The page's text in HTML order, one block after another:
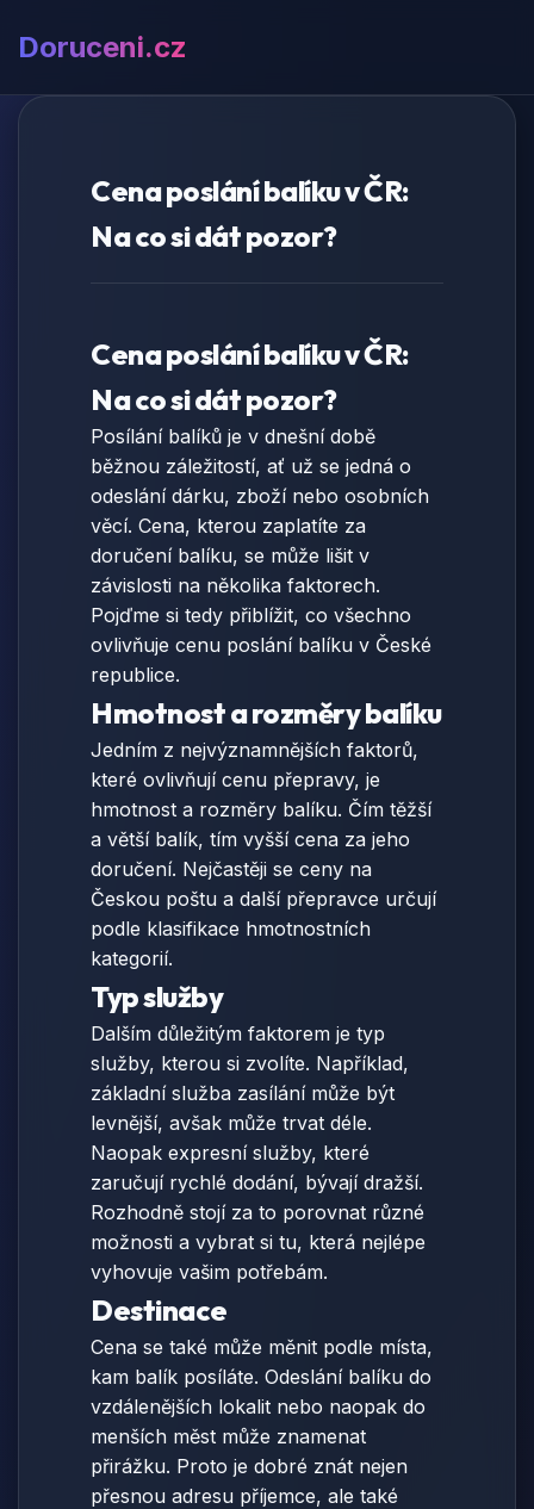
Doruceni.cz
Cena poslání balíku v ČR:
Na co si dát pozor?
Cena poslání balíku v ČR:
Na co si dát pozor?
Posílání balíků je v dnešní době
běžnou záležitostí, ať už se jedná o
odeslání dárku, zboží nebo osobních
věcí. Cena, kterou zaplatíte za
doručení balíku, se může lišit v
závislosti na několika faktorech.
Pojďme si tedy přiblížit, co všechno
ovlivňuje cenu poslání balíku v České
republice.
Hmotnost a rozměry balíku
Jedním z nejvýznamnějších faktorů,
které ovlivňují cenu přepravy, je
hmotnost a rozměry balíku. Čím těžší
a větší balík, tím vyšší cena za jeho
doručení. Nejčastěji se ceny na
Českou poštu a další přepravce určují
podle klasifikace hmotnostních
kategorií.
Typ služby
Dalším důležitým faktorem je typ
služby, kterou si zvolíte. Například,
základní služba zasílání může být
levnější, avšak může trvat déle.
Naopak expresní služby, které
zaručují rychlé dodání, bývají dražší.
Rozhodně stojí za to porovnat různé
možnosti a vybrat si tu, která nejlépe
vyhovuje vašim potřebám.
Destinace
Cena se také může měnit podle místa,
kam balík posíláte. Odeslání balíku do
vzdálenějších lokalit nebo naopak do
menších měst může znamenat
přirážku. Proto je dobré znát nejen
přesnou adresu příjemce, ale také